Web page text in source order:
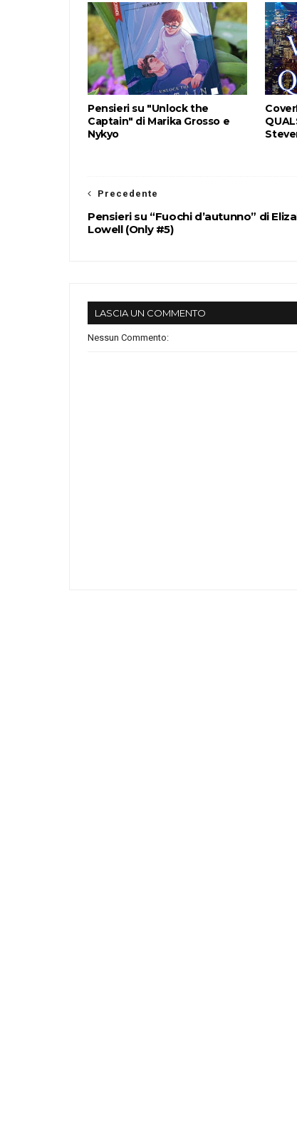
Pensieri su "Unlock the
Captain" di Marika Grosso e
Nykyo
Precedente
Pensieri su “Fuochi d’autunno” di
Lowell (Only #5)
LASCIA UN COMMENTO
Nessun Commento: